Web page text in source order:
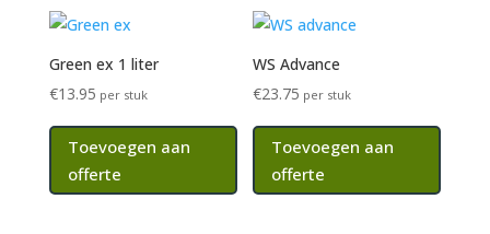
Green ex 1 liter
€13.95 per stuk
Toevoegen aan
offerte
WS Advance
€23.75 per stuk
Toevoegen aan
offerte